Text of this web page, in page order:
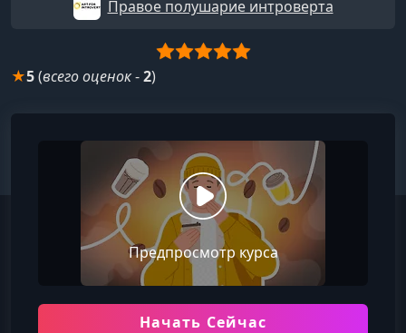
Правое полушарие интроверта
★5(всего оценок-2)
Предпросмотр курса
Начать Сейчас